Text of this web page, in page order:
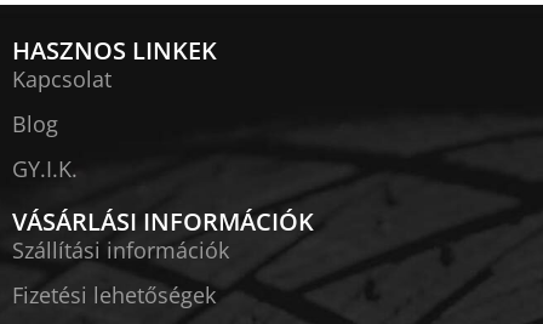
HASZNOS LINKEK
Kapcsolat
Blog
GY.I.K.
VÁSÁRLÁSI INFORMÁCIÓK
Szállítási információk
Fizetési lehetőségek